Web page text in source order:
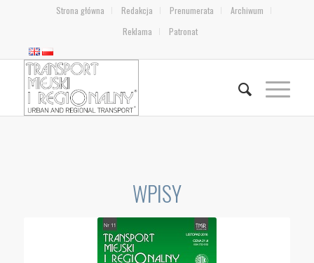
Strona główna Redakcja Prenumerata
Archiwum
Reklama
Patronat
WPISY